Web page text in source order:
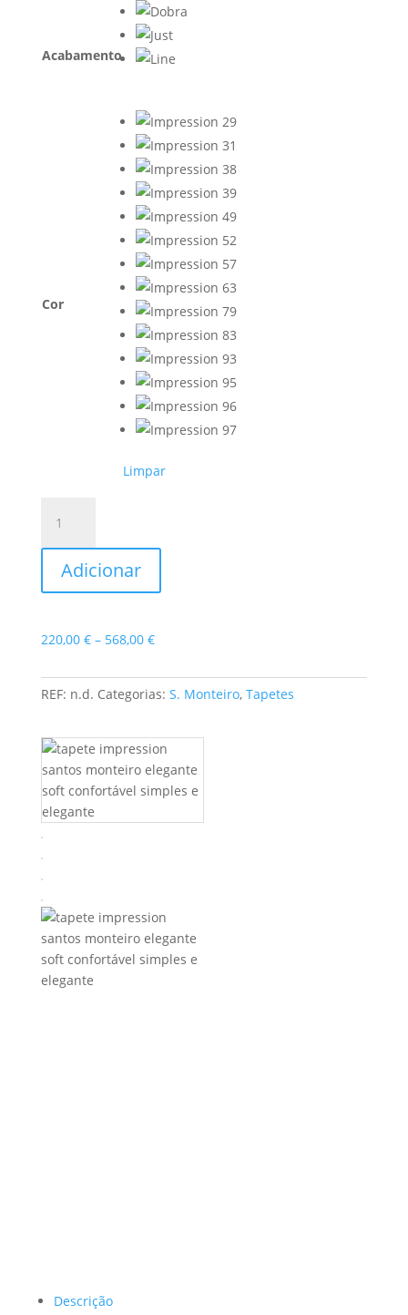
Acabamento
Cor
Limpar
Tapete
Impression
Adicionar
220,00 € – 568,00 €Price
220,00 €
through
REF: n.d. Categorias: S. Monteiro, Tapetes
Descrição